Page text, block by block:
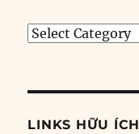
Tìm
đề
LINKS HỮU ÍCH